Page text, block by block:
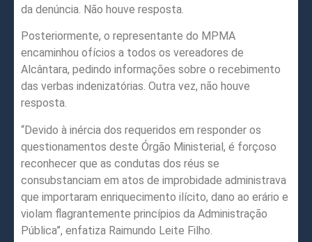
da denúncia. Não houve resposta.
Posteriormente, o representante do MPMA
encaminhou ofícios a todos os vereadores de
Alcântara, pedindo informações sobre o recebimento
das verbas indenizatórias. Outra vez, não houve
resposta.
“Devido à inércia dos requeridos em responder os
questionamentos deste Órgão Ministerial, é forçoso
reconhecer que as condutas dos réus se
consubstanciam em atos de improbidade administrava
que importaram enriquecimento ilícito, dano ao erário e
violam flagrantemente princípios da Administração
Pública”, enfatiza Raimundo Leite Filho.